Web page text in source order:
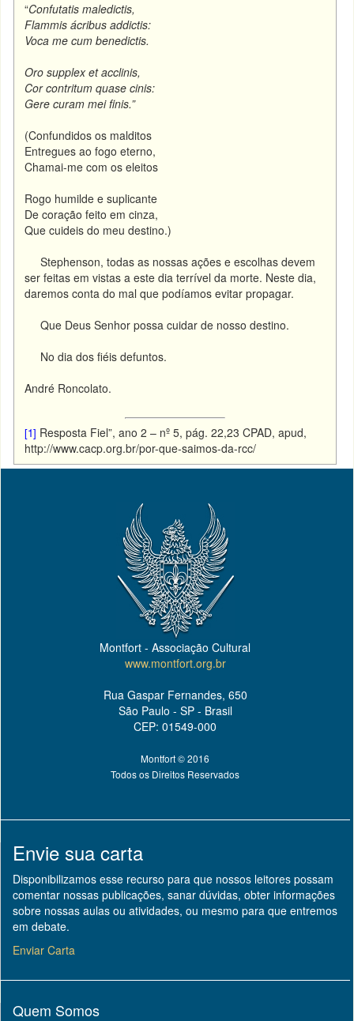
“Confutatis maledictis,
Flammis ácribus addictis:
Voca me cum benedictis.
Oro supplex et acclinis,
Cor contritum quase cinis:
Gere curam mei finis.”
(Confundidos os malditos
Entregues ao fogo eterno,
Chamai-me com os eleitos
Rogo humilde e suplicante
De coração feito em cinza,
Que cuideis do meu destino.)
Stephenson, todas as nossas ações e escolhas devem
ser feitas em vistas a este dia terrível da morte. Neste dia,
daremos conta do mal que podíamos evitar propagar.
Que Deus Senhor possa cuidar de nosso destino.
No dia dos fiéis defuntos.
André Roncolato.
[1] Resposta Fiel”, ano 2 – nº 5, pág. 22,23 CPAD, apud,
http://www.cacp.org.br/por-que-saimos-da-rcc/
Montfort - Associação Cultural
www.montfort.org.br
Rua Gaspar Fernandes, 650
São Paulo - SP - Brasil
CEP: 01549-000
Montfort © 2016
Todos os Direitos Reservados
Envie sua carta
Disponibilizamos esse recurso para que nossos leitores possam
comentar nossas publicações, sanar dúvidas, obter informações
sobre nossas aulas ou atividades, ou mesmo para que entremos
em debate.
Enviar Carta
Quem Somos